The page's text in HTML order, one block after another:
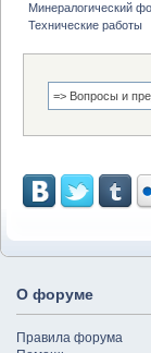
Минералогический
Технические работы
О форуме
Правила форума